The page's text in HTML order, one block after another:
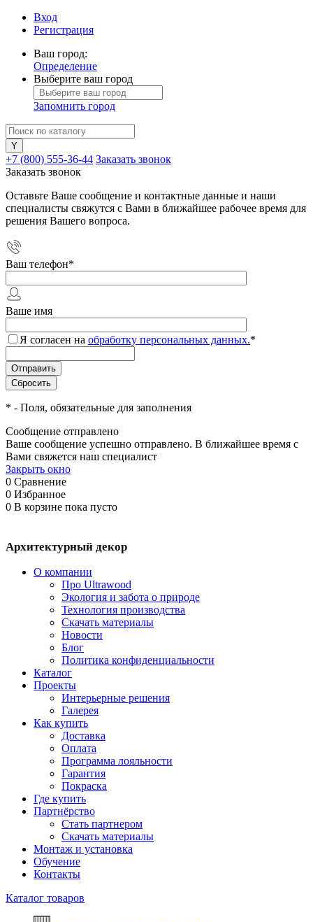
Вход
Регистрация
Ваш город:
Определение
Выберите ваш город
Запомнить город
+7 (800) 555-36-44 Заказать звонок
Заказать звонок
Оставьте Ваше сообщение и контактные данные и наши
специалисты свяжутся с Вами в ближайшее рабочее время для
решения Вашего вопроса.
Ваш телефон*
Ваше имя
Я согласен на обработку персональных данных.*
* - Поля, обязательные для заполнения
Сообщение отправлено
Ваше сообщение успешно отправлено. В ближайшее время с
Вами свяжется наш специалист
Закрыть окно
0 Сравнение
0 Избранное
0 В корзине пока пусто
Архитектурный декор
О компании
Про Ultrawood
Экология и забота о природе
Технология производства
Скачать материалы
Новости
Блог
Политика конфиденциальности
Каталог
Проекты
Интерьерные решения
Галерея
Как купить
Доставка
Оплата
Программа лояльности
Гарантия
Покраска
Где купить
Партнёрство
Стать партнером
Скачать материалы
Монтаж и установка
Обучение
Контакты
Каталог товаров